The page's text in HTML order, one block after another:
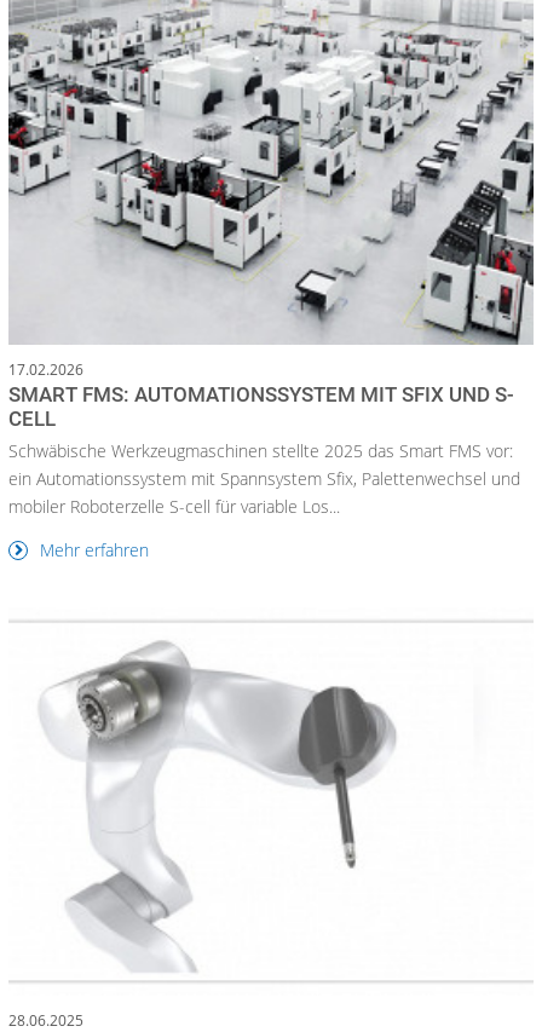
17.02.2026
SMART FMS: AUTOMATIONSSYSTEM MIT SFIX UND S-
CELL
Schwäbische Werkzeugmaschinen stellte 2025 das Smart FMS vor:
ein Automationssystem mit Spannsystem Sfix, Palettenwechsel und
mobiler Roboterzelle S-cell für variable Los...
Mehr erfahren
28.06.2025